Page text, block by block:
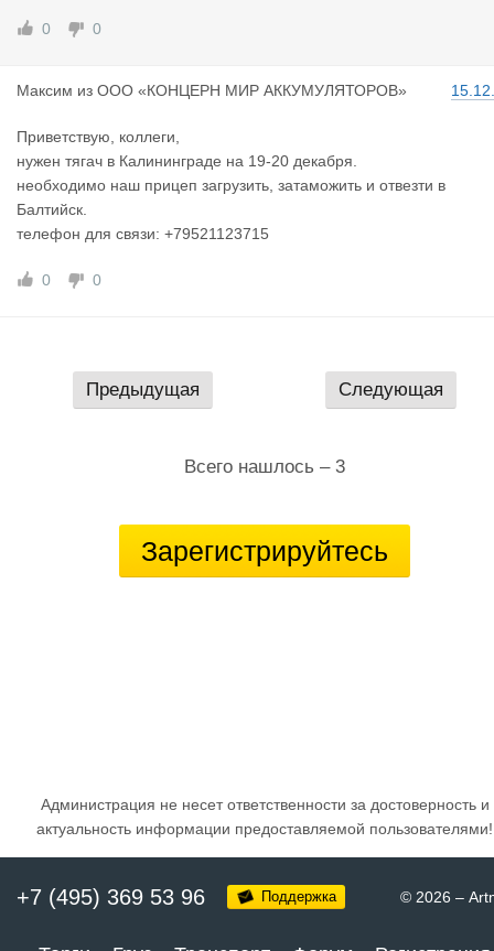
0 0
Максим из ООО «КОНЦЕРН МИР АККУМУЛЯТОРОВ»
Приветствую, коллеги,
нужен тягач в Калининграде на 19-20 декабря.
необходимо наш прицеп загрузить, затаможить и отвезти в
Балтийск.
телефон для связи: +79521123715
0 0
Предыдущая Следующая
Всего нашлось – 3
Зарегистрируйтесь
Администрация не несет ответственности за достоверность и
актуальность информации предоставляемой пользователями!
+7 (495) 369 53 96 Поддержка © 2026 –